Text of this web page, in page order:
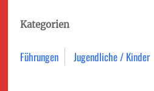
Kategorien
Führungen Jugendliche / Kinder